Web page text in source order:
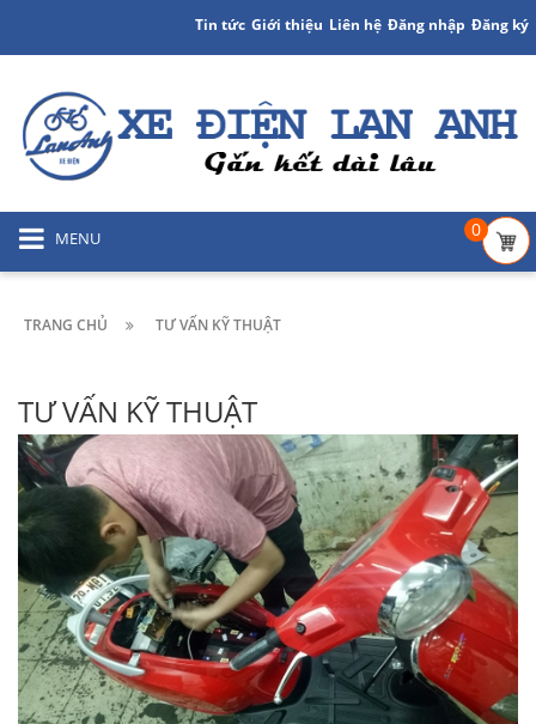
Tin tức Giới thiệu Liên hệ Đăng nhập Đăng ký
MENU 0
TRANG CHỦ TƯ VẤN KỸ THUẬT
TƯ VẤN KỸ THUẬT